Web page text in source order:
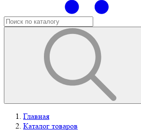
Главная
Каталог товаров